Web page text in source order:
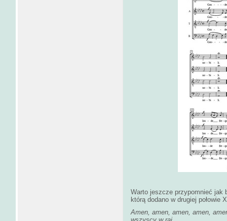
Warto jeszcze przypomnieć jak
którą dodano w drugiej połowie
Amen, amen, amen, amen,